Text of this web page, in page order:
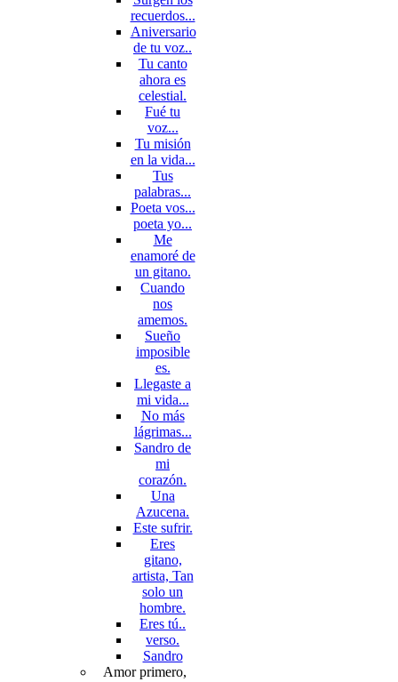
recuerdos...
Aniversario
de tu voz..
Tu canto
ahora es
celestial.
Fué tu
voz...
Tu misión
en la vida...
Tus
palabras...
Poeta vos...
poeta yo...
Me
enamoré de
un gitano.
Cuando
nos
amemos.
Sueño
imposible
es.
Llegaste a
mi vida...
No más
lágrimas...
Sandro de
mi
corazón.
Una
Azucena.
Este sufrir.
Eres
gitano,
artista, Tan
solo un
hombre.
Eres tú..
verso.
Sandro
Amor primero,